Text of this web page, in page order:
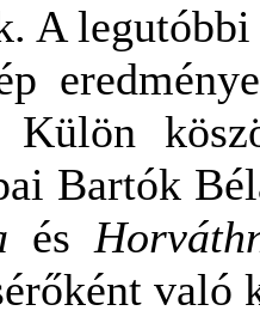
A
Külön
Bartók
és
való